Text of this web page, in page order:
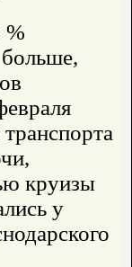
%
круизы
у